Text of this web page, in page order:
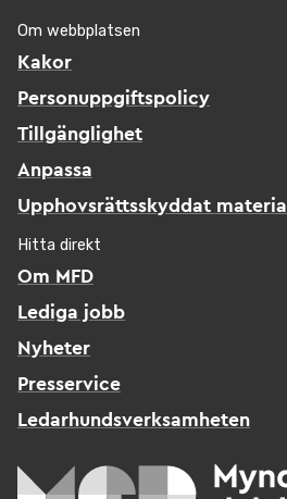
Om webbplatsen
Kakor
Personuppgiftspolicy
Tillgänglighet
Anpassa
Upphovsrättsskyddat material
Hitta direkt
Om MFD
Lediga jobb
Nyheter
Presservice
Ledarhundsverksamheten